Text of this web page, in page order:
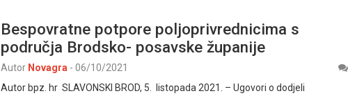
Bespovratne potpore poljoprivrednicima s
područja Brodsko- posavske županije
Autor Novagra - 06/10/2021
Autor bpz. hr SLAVONSKI BROD, 5. listopada 2021. – Ugovori o dodjeli